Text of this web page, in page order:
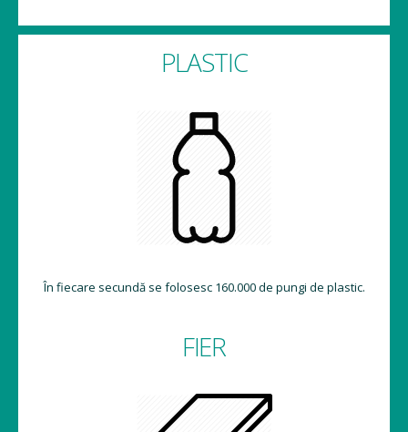
PLASTIC
În fiecare secundă se folosesc 160.000 de pungi de plastic.
FIER